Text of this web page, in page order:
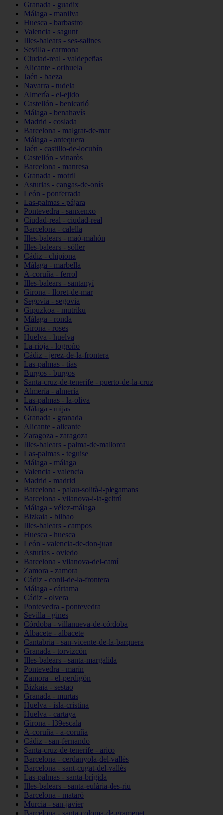
Granada - guadix
Málaga - manilva
Huesca - barbastro
Valencia - sagunt
Illes-balears - ses-salines
Sevilla - carmona
Ciudad-real - valdepeñas
Alicante - orihuela
Jaén - baeza
Navarra - tudela
Almería - el-ejido
Castellón - benicarló
Málaga - benahavís
Madrid - coslada
Barcelona - malgrat-de-mar
Málaga - antequera
Jaén - castillo-de-locubín
Castellón - vinaròs
Barcelona - manresa
Granada - motril
Asturias - cangas-de-onís
León - ponferrada
Las-palmas - pájara
Pontevedra - sanxenxo
Ciudad-real - ciudad-real
Barcelona - calella
Illes-balears - maó-mahón
Illes-balears - sóller
Cádiz - chipiona
Málaga - marbella
A-coruña - ferrol
Illes-balears - santanyí
Girona - lloret-de-mar
Segovia - segovia
Gipuzkoa - mutriku
Málaga - ronda
Girona - roses
Huelva - huelva
La-rioja - logroño
Cádiz - jerez-de-la-frontera
Las-palmas - tías
Burgos - burgos
Santa-cruz-de-tenerife - puerto-de-la-cruz
Almería - almería
Las-palmas - la-oliva
Málaga - mijas
Granada - granada
Alicante - alicante
Zaragoza - zaragoza
Illes-balears - palma-de-mallorca
Las-palmas - teguise
Málaga - málaga
Valencia - valencia
Madrid - madrid
Barcelona - palau-solità-i-plegamans
Barcelona - vilanova-i-la-geltrú
Málaga - vélez-málaga
Bizkaia - bilbao
Illes-balears - campos
Huesca - huesca
León - valencia-de-don-juan
Asturias - oviedo
Barcelona - vilanova-del-camí
Zamora - zamora
Cádiz - conil-de-la-frontera
Málaga - cártama
Cádiz - olvera
Pontevedra - pontevedra
Sevilla - gines
Córdoba - villanueva-de-córdoba
Albacete - albacete
Cantabria - san-vicente-de-la-barquera
Granada - torvizcón
Illes-balears - santa-margalida
Pontevedra - marín
Zamora - el-perdigón
Bizkaia - sestao
Granada - murtas
Huelva - isla-cristina
Huelva - cartaya
Girona - l39escala
A-coruña - a-coruña
Cádiz - san-fernando
Santa-cruz-de-tenerife - arico
Barcelona - cerdanyola-del-vallès
Barcelona - sant-cugat-del-vallès
Las-palmas - santa-brígida
Illes-balears - santa-eulària-des-riu
Barcelona - mataró
Murcia - san-javier
Barcelona - santa-coloma-de-gramenet